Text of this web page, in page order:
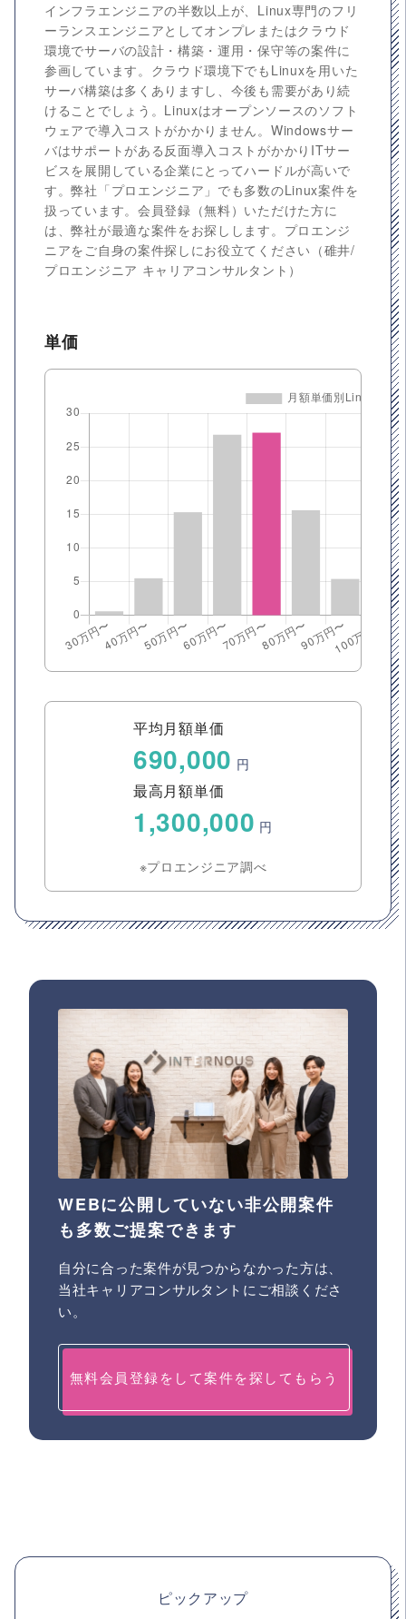
インフラエンジニアの半数以上が、Linux専門のフリ
ーランスエンジニアとしてオンプレまたはクラウド
環境でサーバの設計・構築・運用・保守等の案件に
参画しています。クラウド環境下でもLinuxを用いた
サーバ構築は多くありますし、今後も需要があり続
けることでしょう。Linuxはオープンソースのソフト
ウェアで導入コストがかかりません。Windowsサー
バはサポートがある反面導入コストがかかりITサー
ビスを展開している企業にとってハードルが高いで
す。弊社「プロエンジニア」でも多数のLinux案件を
扱っています。会員登録（無料）いただけた方に
は、弊社が最適な案件をお探しします。プロエンジ
ニアをご自身の案件探しにお役立てください（碓井/
プロエンジニア キャリアコンサルタント）
単価
平均月額単価
690,000 円
最高月額単価
1,300,000 円
※プロエンジニア調べ
WEBに公開していない非公開案件
も多数ご提案できます
自分に合った案件が見つからなかった方は、
当社キャリアコンサルタントにご相談くださ
い。
無料会員登録をして案件を探してもらう
ピックアップ